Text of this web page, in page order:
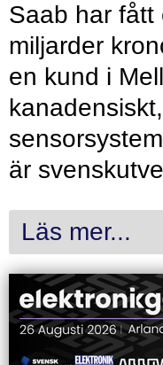
Saab har fått
miljarder
en kund i
är
Läs mer...